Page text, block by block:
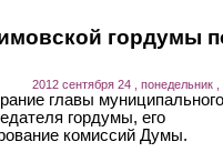
гордумы
2012 сентября 24 , понедельник ,
главы муниципального
гордумы, его
комиссий Думы.